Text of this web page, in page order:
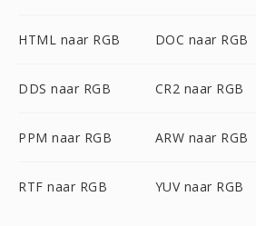
HTML naar RGB DOC naar RGB
DDS naar RGB CR2 naar RGB
PPM naar RGB ARW naar RGB
RTF naar RGB YUV naar RGB